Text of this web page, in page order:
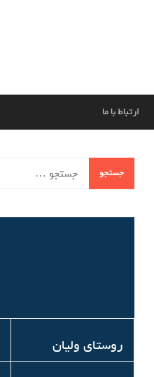
ارتباط با ما
جستجو
برای:
روستای ولیان